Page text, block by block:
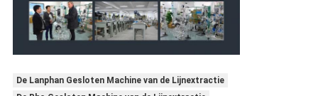
De Lanphan Gesloten Machine van de Lijnextractie